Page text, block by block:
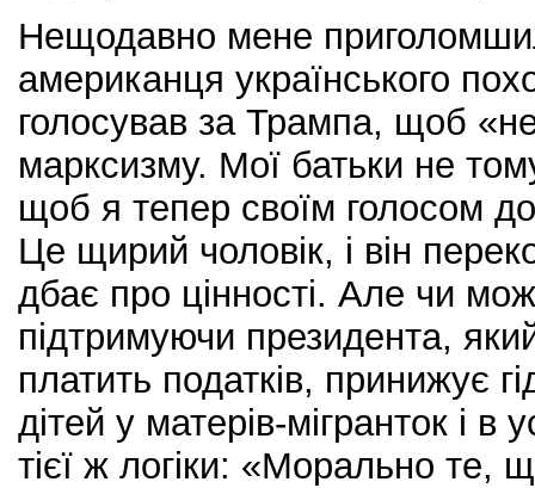
Нещодавно мене
американця українського
голосував за Трампа, щоб
марксизму. Мої батьки не
щоб я тепер своїм голосом
Це щирий чоловік, і він
дбає про цінності. Але чи
підтримуючи президента,
платить податків, принижує
дітей у матерів-мігранток і в
тієї ж логіки: «Морально те,